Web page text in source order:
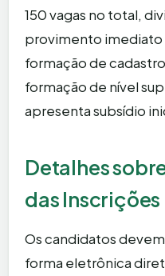
150 vagas no total,
provimento imediato
formação de
formação de nível
apresenta subsídio
Detalhes
das Inscrições
Os candidatos
forma eletrônica